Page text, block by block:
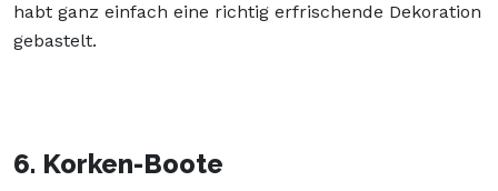
habt ganz einfach eine richtig erfrischende Dekoration
gebastelt.
6. Korken-Boote